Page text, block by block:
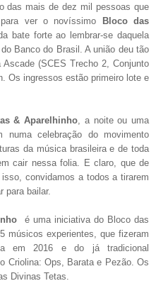
das mais de dez mil pessoas que
ver o novíssimo Bloco das
bate forte ao lembrar-se daquela
Banco do Brasil. A união deu tão
(SCES Trecho 2, Conjunto
Os ingressos estão primeiro lote e
& Aparelhinho , a noite ou uma
numa celebração do movimento
da música brasileira e de toda
cair nessa folia. E claro, que de
convidamos a todos a tirarem
para bailar.
é uma iniciativa do Bloco das
músicos experientes, que fizeram
em 2016 e do já tradicional
Criolina: Ops, Barata e Pezão. Os
Divinas Tetas.